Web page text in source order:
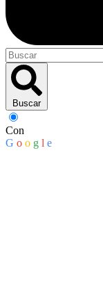
Buscar
Con
G o o g l e